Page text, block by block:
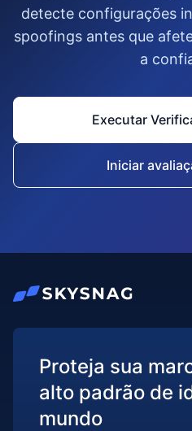
detecte configurações
spoofings antes que
a
Executar
Iniciar
Proteja sua
alto padrão de
mundo